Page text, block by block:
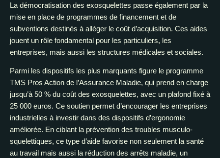
La démocratisation des exosquelettes passe également par la
mise en place de programmes de financement et de
subventions destinés à alléger le coût d’acquisition. Ces aides
jouent un rôle fondamental pour les particuliers, les
entreprises, mais aussi les structures médicales et sociales.
Parmi les dispositifs les plus marquants figure le programme
TMS Pros Action de l’Assurance Maladie, qui prend en charge
jusqu’à 50 % du coût des exosquelettes, avec un plafond fixé à
25 000 euros. Ce soutien permet d’encourager les entreprises
industrielles à investir dans des dispositifs d’ergonomie
améliorée. En ciblant la prévention des troubles musculo-
squelettiques, ce type d’aide favorise non seulement la santé
au travail mais aussi la réduction des arrêts maladie, un